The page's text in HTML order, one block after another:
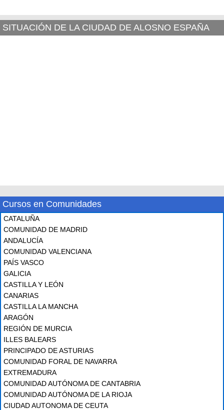
SITUACIÓN DE LA CIUDAD DE ALOSNO ESPAÑA
Cursos en Comunidades
CATALUÑA
COMUNIDAD DE MADRID
ANDALUCÍA
COMUNIDAD VALENCIANA
PAÍS VASCO
GALICIA
CASTILLA Y LEÓN
CANARIAS
CASTILLA LA MANCHA
ARAGÓN
REGIÓN DE MURCIA
ILLES BALEARS
PRINCIPADO DE ASTURIAS
COMUNIDAD FORAL DE NAVARRA
EXTREMADURA
COMUNIDAD AUTÓNOMA DE CANTABRIA
COMUNIDAD AUTÓNOMA DE LA RIOJA
CIUDAD AUTONOMA DE CEUTA